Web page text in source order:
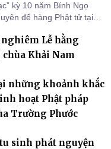
kỳ 10 năm Bính Ngọ
để hàng Phật tử tại
Lễ hằng
Khải Nam
những khoảnh khắc
hoạt Phật pháp
Trường Phước
sinh phát nguyện